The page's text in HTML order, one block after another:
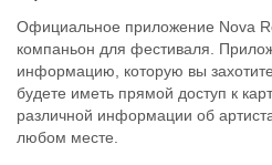
Официальное приложение Nova
компаньон для фестиваля.
информацию, которую вы
будете иметь прямой доступ к
различной информации об
любом месте.